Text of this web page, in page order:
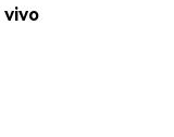
vivo